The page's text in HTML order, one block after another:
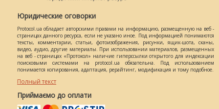
Юридические оговорки
Protocol.ua обладает авторскими правами на информацию, размещенную на веб -
страницах данного ресурса, если не указано иное. Под информацией понимаются
тексты, комментарии, статьи, фотоизображения, рисунки, ящик-шота, сканы,
видео, аудио, другие материалы. При использовании материалов, размещенных
на веб - страницах «Протокол» наличие гиперссылки открытого для индексации
поисковыми системами на protocol.ua обязательна. Под использованием
понимается копирования, адаптация, рерайтинг, модификация и тому подобное.
Полный текст
Приймаємо до оплати